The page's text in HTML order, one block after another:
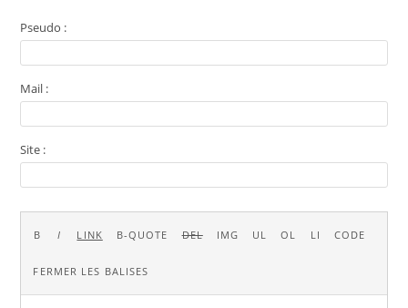
Pseudo :
Mail :
Site :